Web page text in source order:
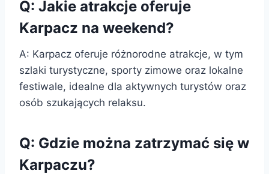
Q: Jakie atrakcje oferuje
Karpacz na weekend?
A: Karpacz oferuje różnorodne atrakcje, w tym
szlaki turystyczne, sporty zimowe oraz lokalne
festiwale, idealne dla aktywnych turystów oraz
osób szukających relaksu.
Q: Gdzie można zatrzymać się w
Karpaczu?